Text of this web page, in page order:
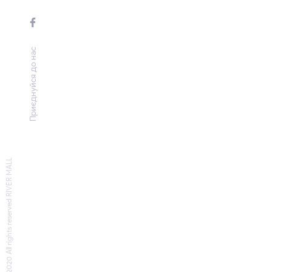
Приєднуйся до нас
© 2020 All rights reserved RIVER MALL